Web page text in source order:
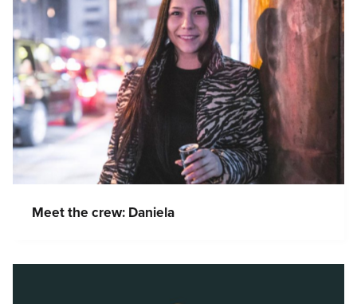
Meet the crew: Daniela